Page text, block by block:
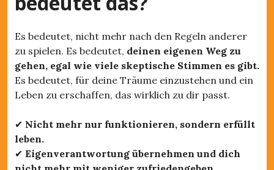
Es bedeutet, nicht mehr nach den Regeln anderer
zu spielen. Es bedeutet, deinen eigenen Weg zu
gehen, egal wie viele skeptische Stimmen es gibt.
Es bedeutet, für deine Träume einzustehen und ein
Leben zu erschaffen, das wirklich zu dir passt.
✔ Nicht mehr nur funktionieren, sondern erfüllt
leben.
✔ Eigenverantwortung übernehmen und dich